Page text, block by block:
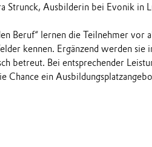
Strunck, Ausbilderin bei Evonik in
Beruf“ lernen die Teilnehmer vor
kennen. Ergänzend werden sie
betreut. Bei entsprechender
Chance ein